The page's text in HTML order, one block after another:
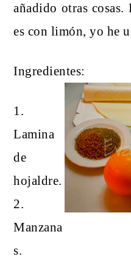
añadido otras cosas.
es con limón, yo he
Ingredientes:
1.
Lamina
de
hojaldre.
2.
Manzana
s.